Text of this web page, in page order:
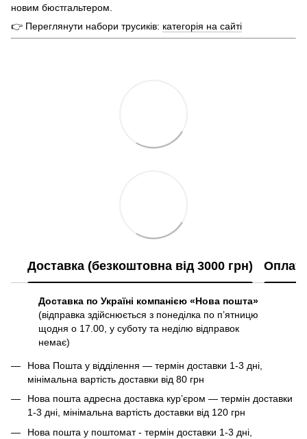
новим бюстгальтером.
👉 Переглянути набори трусиків: категорія на сайті
Доставка (безкоштовна від 3000 грн)
Доставка по Україні компанією «Нова пошта»
(відправка здійснюється з понеділка по пʼятницю
щодня о 17.00, у суботу та неділю відправок
немає)
Нова Пошта у відділення — термін доставки 1-3 дні,
мінімальна вартість доставки від 80 грн
Нова пошта адресна доставка курʼєром — термін доставки
1-3 дні, мінімальна вартість доставки від 120 грн
Нова пошта у поштомат - термін доставки 1-3 дні,